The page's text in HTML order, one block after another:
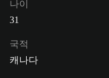
나이
31
국적
캐나다